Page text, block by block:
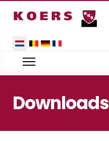
Selecteer de taal
Downloads